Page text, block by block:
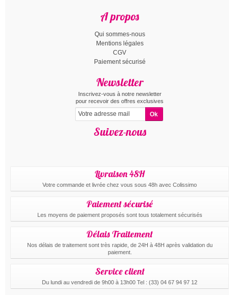
A propos
Qui sommes-nous
Mentions légales
CGV
Paiement sécurisé
Newsletter
Inscrivez-vous à notre newsletter
pour recevoir des offres exclusives
Suivez-nous
Livraison 48H
Votre commande et livrée chez vous sous 48h avec Colissimo
Paiement sécurisé
Les moyens de paiement proposés sont tous totalement sécurisés
Délais Traitement
Nos délais de traitement sont très rapide, de 24H à 48H après validation du
paiement.
Service client
Du lundi au vendredi de 9h00 à 13h00 Tel : (33) 04 67 94 97 12